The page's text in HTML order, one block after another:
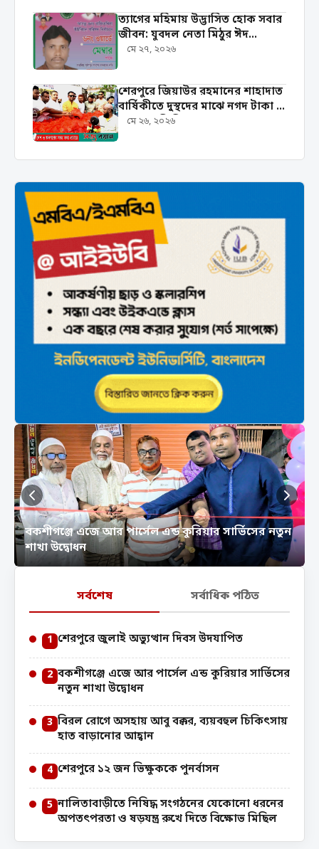
‎ত্যাগের মহিমায় উদ্ভাসিত হোক সবার
জীবন: যুবদল নেতা মিঠুর ঈদ
শুভেচ্ছা
মে ২৭, ২০২৬
শেরপুরে জিয়াউর রহমানের শাহাদাত
বার্ষিকীতে দুস্থদের মাঝে নগদ টাকা ও
খাদ্যসামগ্রী বিতরণ
মে ২৬, ২০২৬
বকশীগঞ্জে এজে আর পার্সেল এন্ড কুরিয়ার সার্ভিসের নতুন
শাখা উদ্বোধন
বিরল রোগে অসহায় আবু বক্কর, ব্যয়বহুল চিকিৎসায় হাত
বাড়ানোর আহ্বান
সর্বশেষ সর্বাধিক পঠিত
1 শেরপুরে জুলাই অভ্যুত্থান দিবস উদযাপিত
2 বকশীগঞ্জে এজে আর পার্সেল এন্ড কুরিয়ার সার্ভিসের
নতুন শাখা উদ্বোধন
3 বিরল রোগে অসহায় আবু বক্কর, ব্যয়বহুল চিকিৎসায়
হাত বাড়ানোর আহ্বান
4 শেরপুরে ১২ জন ভিক্ষুককে পুনর্বাসন
5 নালিতাবাড়ীতে নিষিদ্ধ সংগঠনের যেকোনো ধরনের
অপতৎপরতা ও ষড়যন্ত্র রুখে দিতে বিক্ষোভ মিছিল